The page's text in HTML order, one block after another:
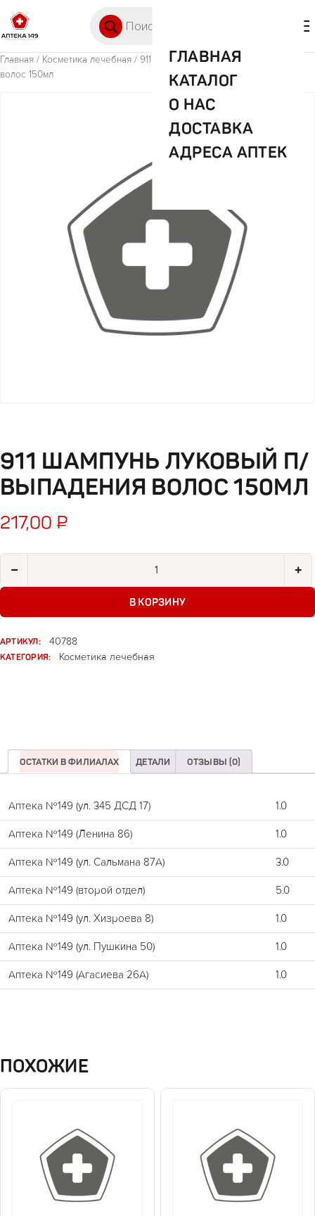
ГЛАВНАЯ
КАТАЛОГ
О НАС
ДОСТАВКА
АДРЕСА АПТЕК
Главная / Косметика лечебная / 911 Шампунь Луковый п/выпадения
волос 150мл
911 ШАМПУНЬ ЛУКОВЫЙ П/
ВЫПАДЕНИЯ ВОЛОС 150МЛ
217,00 ₽
− +
В КОРЗИНУ
АРТИКУЛ:
40788
КАТЕГОРИЯ:
Косметика лечебная
ОСТАТКИ В ФИЛИАЛАХ ДЕТАЛИ ОТЗЫВЫ (0)
Аптека №149 (ул. 345 ДСД 17) 1.0
Аптека №149 (Ленина 86) 1.0
Аптека №149 (ул. Сальмана 87А) 3.0
Аптека №149 (второй отдел) 5.0
Аптека №149 (ул. Хизроева 8) 1.0
Аптека №149 (ул. Пушкина 50) 1.0
Аптека №149 (Агасиева 26А) 1.0
ПОХОЖИЕ